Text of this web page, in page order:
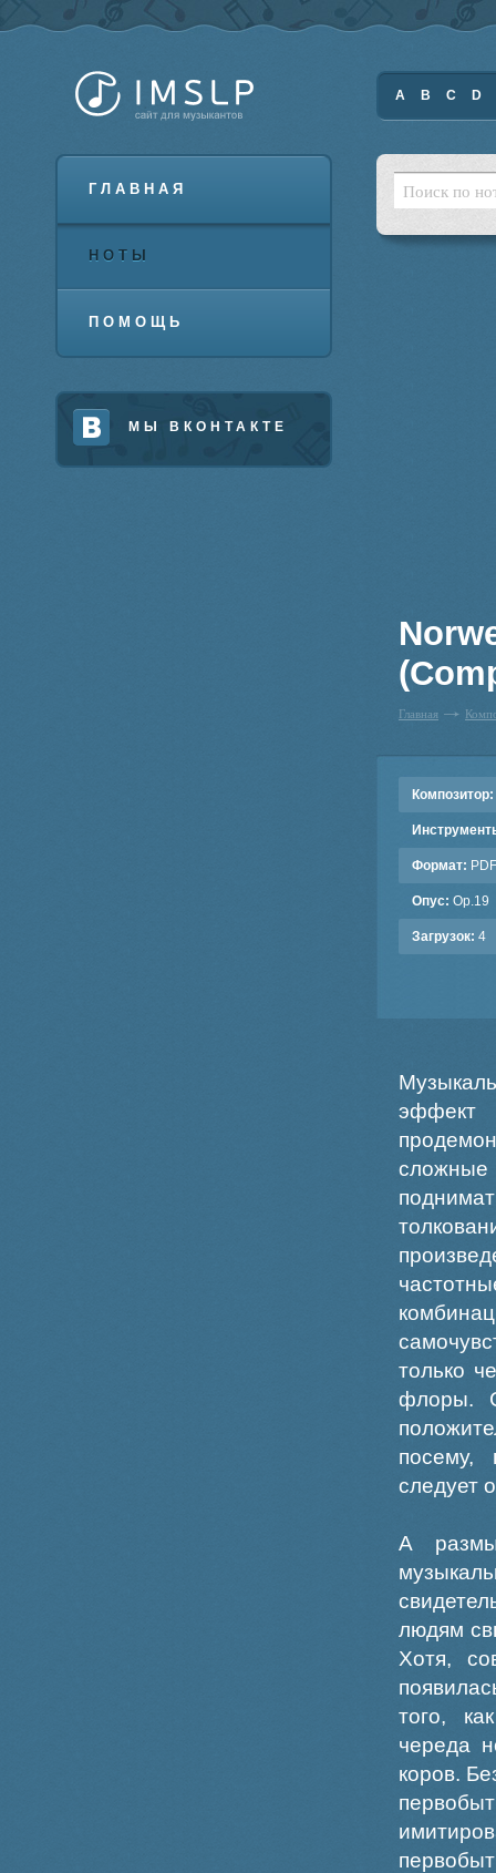
ГЛАВНАЯ
НОТЫ
ПОМОЩЬ
МЫ ВКОНТАКТЕ
A B C D
Главная
Композитор:
Формат: PDF
Опус: Op.19
Загрузок: 4
только
флоры.
посему,
следует
А
людям
Хотя,
того,
череда
коров.